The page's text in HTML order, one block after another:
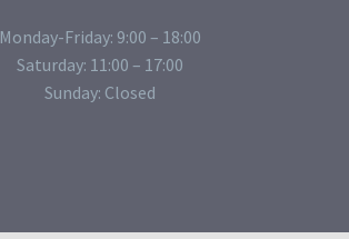
Monday-Friday: 9:00 – 18:00
Saturday: 11:00 – 17:00
Sunday: Closed